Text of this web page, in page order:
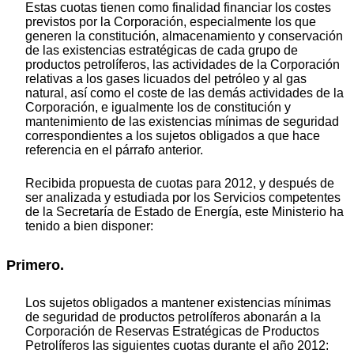
Estas cuotas tienen como finalidad financiar los costes
previstos por la Corporación, especialmente los que
generen la constitución, almacenamiento y conservación
de las existencias estratégicas de cada grupo de
productos petrolíferos, las actividades de la Corporación
relativas a los gases licuados del petróleo y al gas
natural, así como el coste de las demás actividades de la
Corporación, e igualmente los de constitución y
mantenimiento de las existencias mínimas de seguridad
correspondientes a los sujetos obligados a que hace
referencia en el párrafo anterior.
Recibida propuesta de cuotas para 2012, y después de
ser analizada y estudiada por los Servicios competentes
de la Secretaría de Estado de Energía, este Ministerio ha
tenido a bien disponer:
Primero.
Los sujetos obligados a mantener existencias mínimas
de seguridad de productos petrolíferos abonarán a la
Corporación de Reservas Estratégicas de Productos
Petrolíferos las siguientes cuotas durante el año 2012: